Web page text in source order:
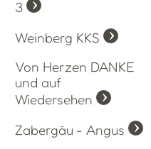
3
Weinberg KKS
Von Herzen DANKE
und auf
Wiedersehen
Zabergäu - Angus